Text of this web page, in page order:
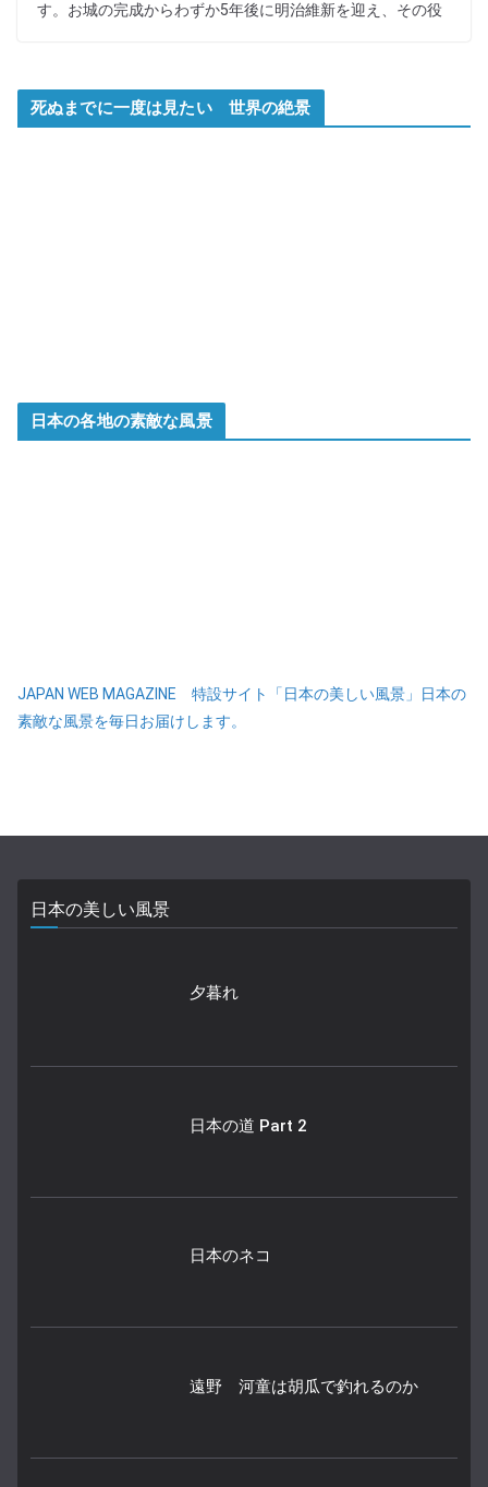
す。お城の完成からわずか5年後に明治維新を迎え、その役
死ぬまでに一度は見たい 世界の絶景
日本の各地の素敵な風景
JAPAN WEB MAGAZINE 特設サイト「日本の美しい風景」日本の
素敵な風景を毎日お届けします。
日本の美しい風景
夕暮れ
日本の道 Part 2
日本のネコ
遠野 河童は胡瓜で釣れるのか